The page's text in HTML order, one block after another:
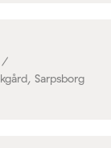
/
Sarpsborg